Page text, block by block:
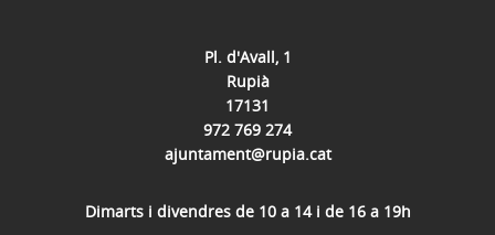
Pl. d'Avall, 1
Rupià
17131
972 769 274
ajuntament@rupia.cat
Dimarts i divendres de 10 a 14 i de 16 a 19h